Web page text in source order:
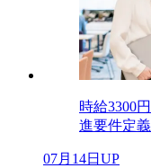
時給3300
進要件定
07月14日UP